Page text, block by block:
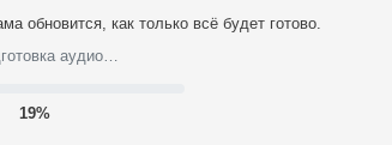
обновится, как только всё будет готово.
аудио…
20%